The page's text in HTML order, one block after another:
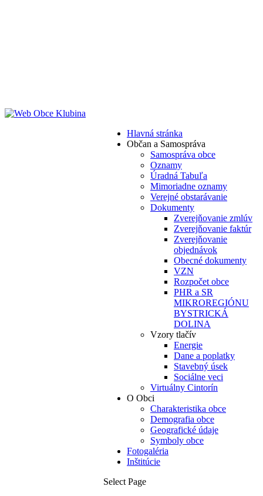
Hlavná stránka
Občan a Samospráva
Samospráva obce
Oznamy
Úradná Tabuľa
Mimoriadne oznamy
Verejné obstarávanie
Dokumenty
Zverejňovanie zmlúv
Zverejňovanie faktúr
Zverejňovanie
objednávok
Obecné dokumenty
VZN
Rozpočet obce
PHR a SR
MIKROREGIÓNU
BYSTRICKÁ
DOLINA
Vzory tlačív
Energie
Dane a poplatky
Stavebný úsek
Sociálne veci
Virtuálny Cintorín
O Obci
Charakteristika obce
Demografia obce
Geografické údaje
Symboly obce
Fotogaléria
Inštitúcie
Select Page